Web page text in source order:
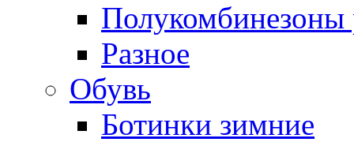
Полукомбинезоны
Разное
Обувь
Ботинки зимние